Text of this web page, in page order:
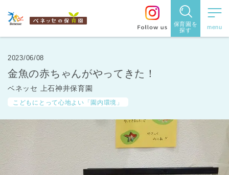
保育園を
探す
保育園を探す
住所・駅
名から探
す
2023/06/08
金魚の赤ちゃんがやってきた！
ベネッセ 上石神井保育園
こどもにとって心地よい「園内環境」